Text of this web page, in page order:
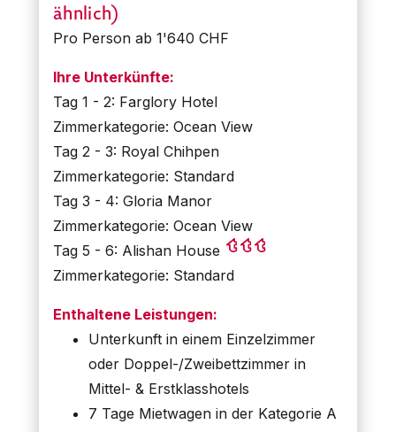
ähnlich)
Pro Person ab 1'640 CHF
Ihre Unterkünfte:
Tag 1 - 2: Farglory Hotel
Zimmerkategorie: Ocean View
Tag 2 - 3: Royal Chihpen
Zimmerkategorie: Standard
Tag 3 - 4: Gloria Manor
Zimmerkategorie: Ocean View
Tag 5 - 6: Alishan House
Zimmerkategorie: Standard
Enthaltene Leistungen:
Unterkunft in einem Einzelzimmer
oder Doppel-/Zweibettzimmer in
Mittel- & Erstklasshotels
7 Tage Mietwagen in der Kategorie A